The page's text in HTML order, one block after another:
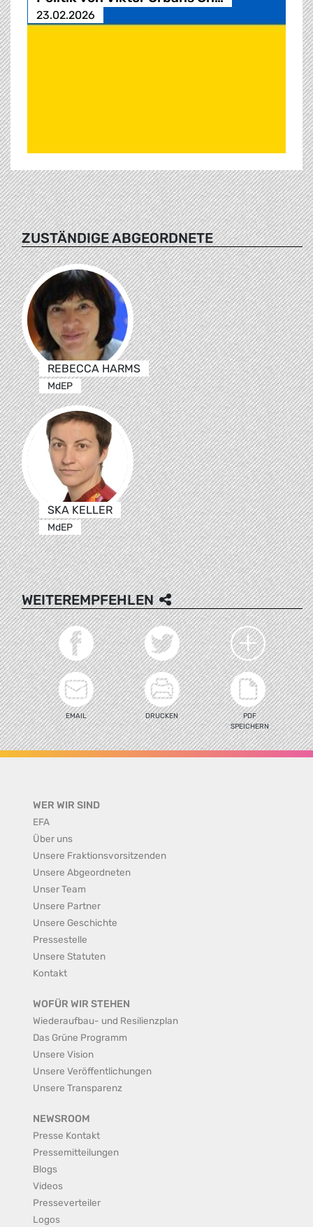
23.02.2026
ZUSTÄNDIGE ABGEORDNETE
REBECCA HARMS
MdEP
SKA KELLER
MdEP
WEITEREMPFEHLEN
EMAIL DRUCKEN
PDF
SPEICHERN
WER WIR SIND
EFA
Über uns
Unsere Fraktionsvorsitzenden
Unsere Abgeordneten
Unser Team
Unsere Partner
Unsere Geschichte
Pressestelle
Unsere Statuten
Kontakt
WOFÜR WIR STEHEN
Wiederaufbau- und Resilienzplan
Das Grüne Programm
Unsere Vision
Unsere Veröffentlichungen
Unsere Transparenz
NEWSROOM
Presse Kontakt
Pressemitteilungen
Blogs
Videos
Presseverteiler
Logos